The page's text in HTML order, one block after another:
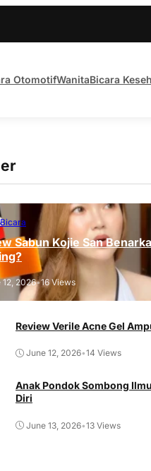
OtomotifWanitaBicara
Sabun Kojie San
12, 2026•16 Views
Review Verile Acne Gel
June 12, 2026•14 Views
Anak Pondok Sombong
Diri
June 13, 2026•13 Views